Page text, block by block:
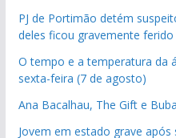
PJ de Portimão detém
deles ficou gravemente
O tempo e a temperatura da
sexta-feira (7 de agosto)
Ana Bacalhau, The Gift e
Jovem em estado grave após